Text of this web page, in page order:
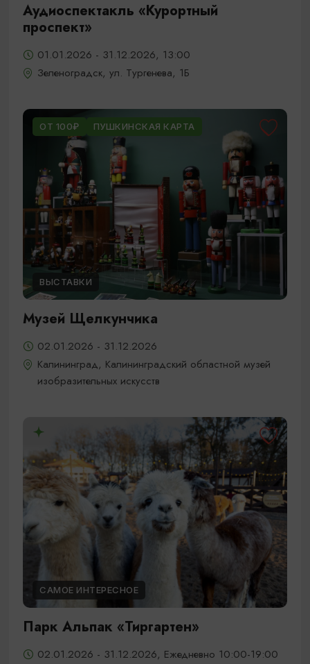
Аудиоспектакль «Курортный
проспект»
01.01.2026 - 31.12.2026, 13:00
Зеленоградск, ул. Тургенева, 1Б
ОТ 100₽ ПУШКИНСКАЯ КАРТА
ВЫСТАВКИ
Музей Щелкунчика
02.01.2026 - 31.12.2026
Калининград, Калининградский областной музей
изобразительных искусств
САМОЕ ИНТЕРЕСНОЕ
Парк Альпак «Тиргартен»
02.01.2026 - 31.12.2026, Ежедневно 10:00-19:00